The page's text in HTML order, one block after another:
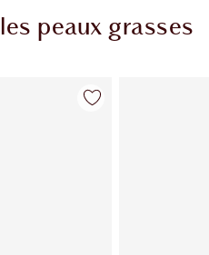
peaux grasses
Article 3 sur 7